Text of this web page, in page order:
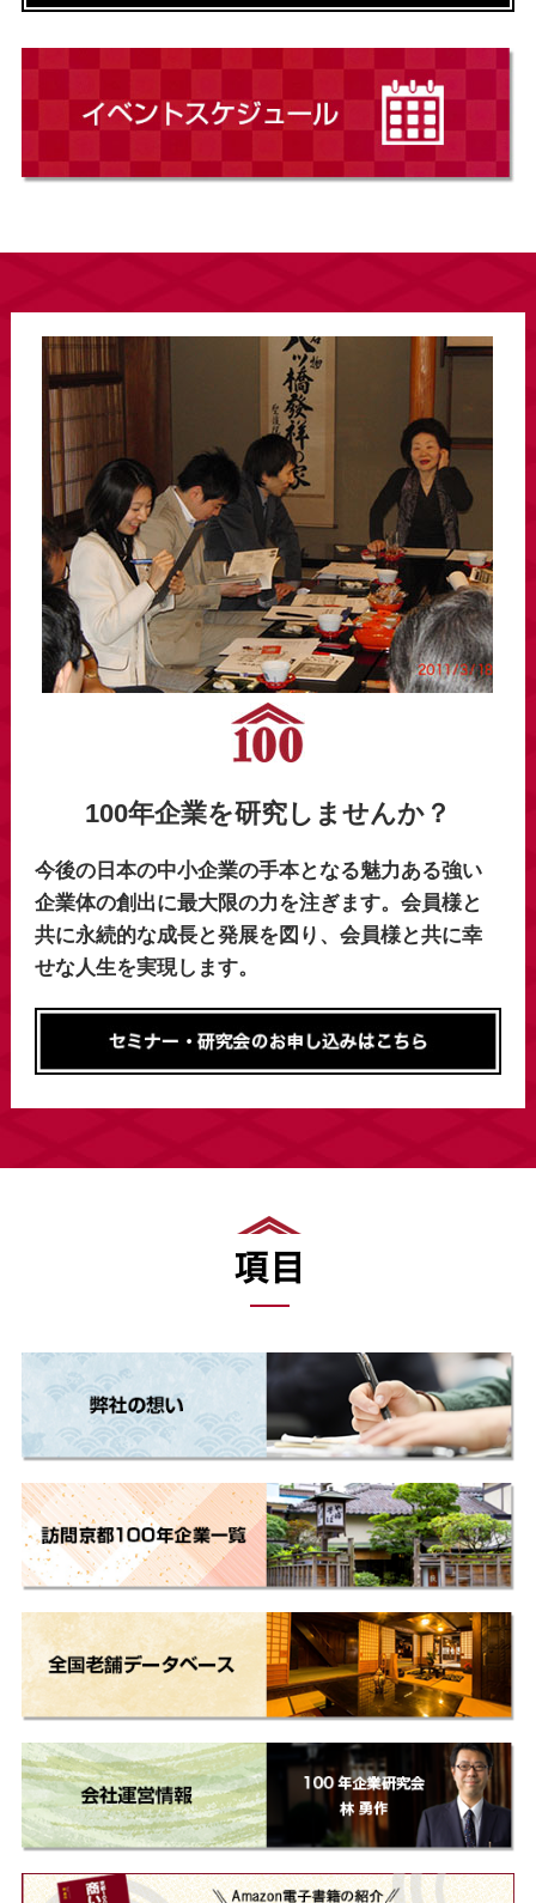
100年企業を研究しませんか？
今後の日本の中小企業の手本となる魅力ある強い
企業体の創出に最大限の力を注ぎます。会員様と
共に永続的な成長と発展を図り、会員様と共に幸
せな人生を実現します。